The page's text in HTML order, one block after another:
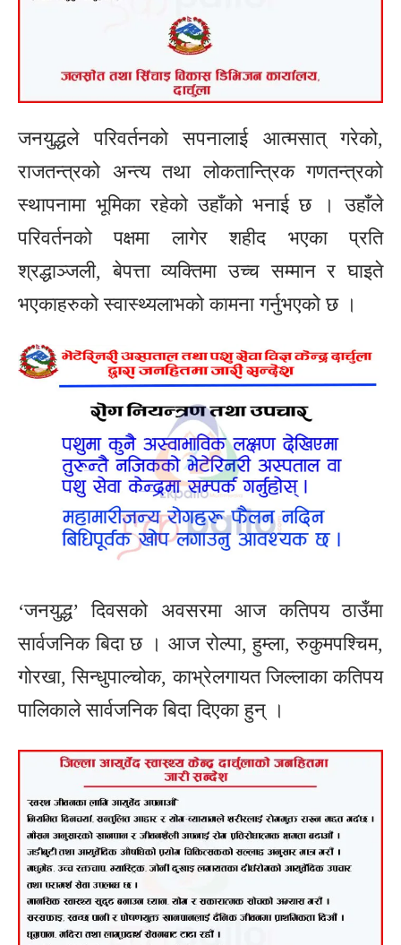
जनयुद्धले परिवर्तनको सपनालाई आत्मसात् गरेको,
राजतन्त्रको अन्त्य तथा लोकतान्त्रिक गणतन्त्रको
स्थापनामा भूमिका रहेको उहाँको भनाई छ । उहाँले
परिवर्तनको पक्षमा लागेर शहीद भएका प्रति
श्रद्धाञ्जली, बेपत्ता व्यक्तिमा उच्च सम्मान र घाइते
भएकाहरुको स्वास्थ्यलाभको कामना गर्नुभएको छ ।
‘जनयुद्ध’ दिवसको अवसरमा आज कतिपय ठाउँमा
सार्वजनिक बिदा छ । आज रोल्पा, हुम्ला, रुकुमपश्चिम,
गोरखा, सिन्धुपाल्चोक, काभ्रेलगायत जिल्लाका कतिपय
पालिकाले सार्वजनिक बिदा दिएका हुन् ।